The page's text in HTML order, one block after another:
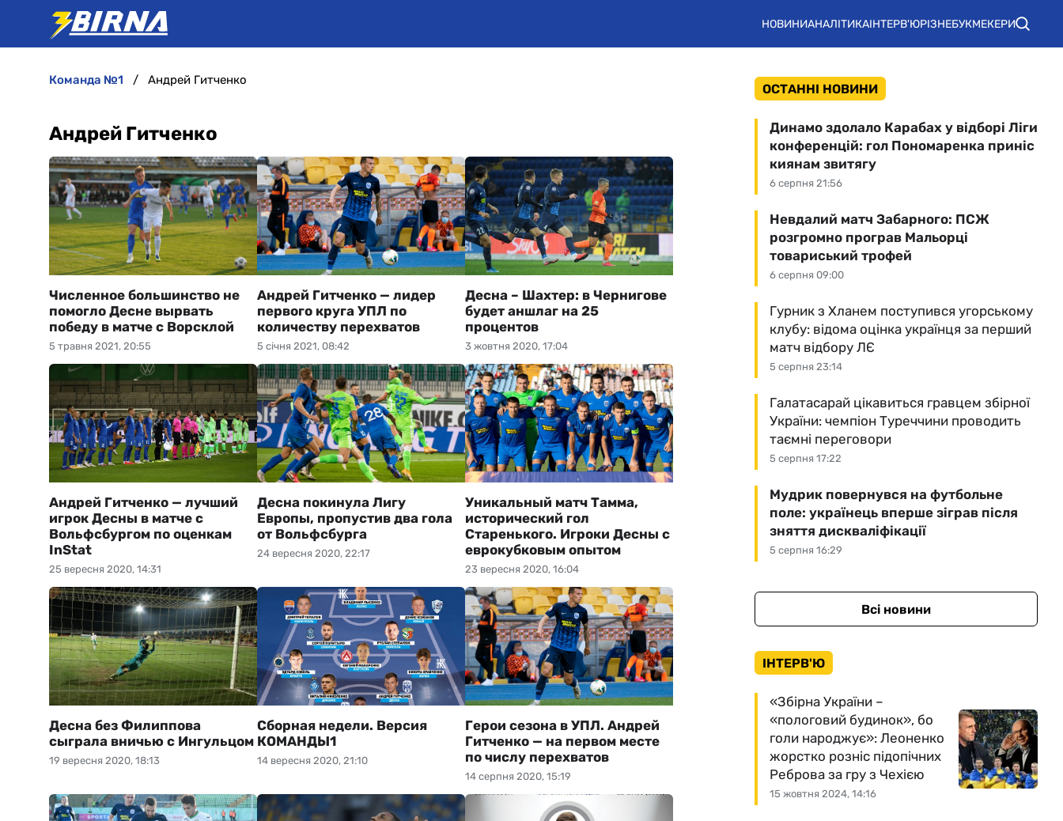
НОВИНИАНАЛІТИКАІНТЕРВ'ЮРІЗНЕБУКМЕКЕРИ
команда №1 Андрей Гитченко
Андрей Гитченко
5 травня 2021, 20:55
Численное большинство не
помогло Десне вырвать
победу в матче с Ворсклой
5 січня 2021, 08:42
Андрей Гитченко — лидер
первого круга УПЛ по
количеству перехватов
3 жовтня 2020, 17:04
Десна – Шахтер: в Чернигове
будет аншлаг на 25
процентов
25 вересня 2020, 14:31
Андрей Гитченко — лучший
игрок Десны в матче с
Вольфсбургом по оценкам
InStat
24 вересня 2020, 22:17
Десна покинула Лигу
Европы, пропустив два гола
от Вольфсбурга
23 вересня 2020, 16:04
Уникальный матч Тамма,
исторический гол
Старенького. Игроки Десны с
еврокубковым опытом
19 вересня 2020, 18:13
Десна без Филиппова
сыграла вничью с Ингульцом
14 вересня 2020, 21:10
Сборная недели. Версия
КОМАНДЫ1
14 серпня 2020, 15:19
Герои сезона в УПЛ. Андрей
Гитченко — на первом месте
по числу перехватов
ОСТАННІ НОВИНИ
6 серпня 21:56
Динамо здолало Карабах у відборі Ліги
конференцій: гол Пономаренка приніс
киянам звитягу
6 серпня 09:00
Невдалий матч Забарного: ПСЖ
розгромно програв Мальорці
товариський трофей
5 серпня 23:14
Гурник з Хланем поступився угорському
клубу: відома оцінка українця за перший
матч відбору ЛЄ
5 серпня 17:22
Галатасарай цікавиться гравцем збірної
України: чемпіон Туреччини проводить
таємні переговори
5 серпня 16:29
Мудрик повернувся на футбольне
поле: українець вперше зіграв після
зняття дискваліфікації
Всі новини
ІНТЕРВ'Ю
15 жовтня 2024, 14:16
«Збірна України –
«пологовий будинок», бо
голи народжує»: Леоненко
жорстко розніс підопічних
Реброва за гру з Чехією